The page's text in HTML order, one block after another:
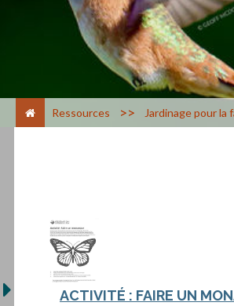
Ressources > Jardinage pour
ACTIVITÉ : FAIRE UN